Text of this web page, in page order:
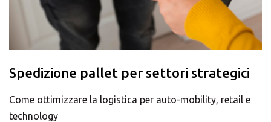
Spedizione pallet per settori strategici
Come ottimizzare la logistica per auto-mobility, retail e
technology